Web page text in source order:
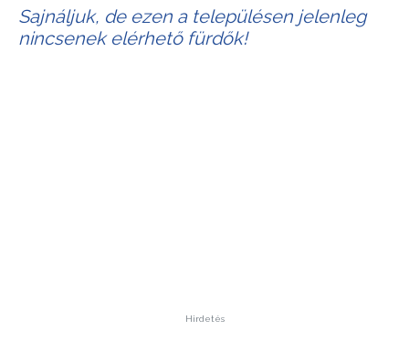
Sajnáljuk, de ezen a településen jelenleg
nincsenek elérhető fürdők!
Hirdetés